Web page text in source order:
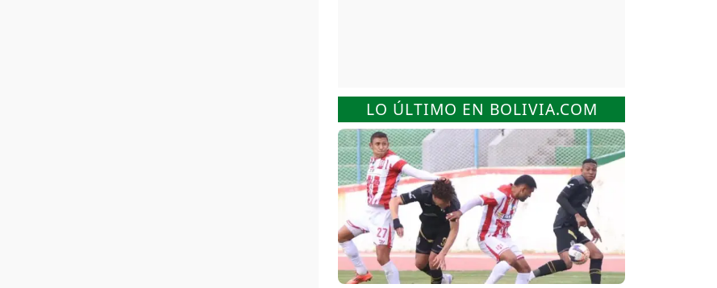
LO ÚLTIMO EN BOLIVIA.COM